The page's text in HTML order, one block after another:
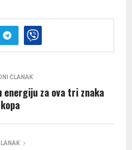
ČLANAK
energiju za ova tri znaka